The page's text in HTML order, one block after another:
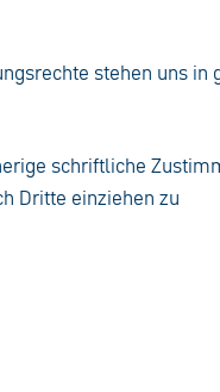
stehen uns in
schriftliche
Dritte einziehen zu